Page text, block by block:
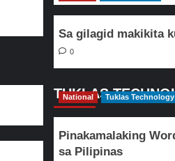
Sa gilagid makikita
0
TUKLAS
National Tuklas Technology
Pinakamalaking
sa Pilipinas